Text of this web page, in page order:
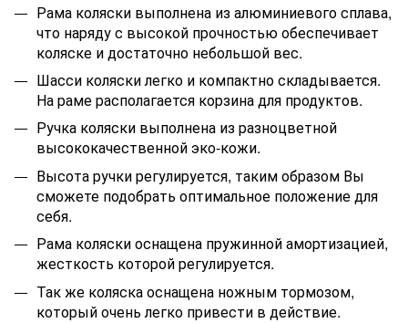
Рама коляски выполнена из алюминиевого сплава,
что наряду с высокой прочностью обеспечивает
коляске и достаточно небольшой вес.
Шасси коляски легко и компактно складывается.
На раме располагается корзина для продуктов.
Ручка коляски выполнена из разноцветной
высококачественной эко-кожи.
Высота ручки регулируется, таким образом Вы
сможете подобрать оптимальное положение для
себя.
Рама коляски оснащена пружинной амортизацией,
жесткость которой регулируется.
Так же коляска оснащена ножным тормозом,
который очень легко привести в действие.